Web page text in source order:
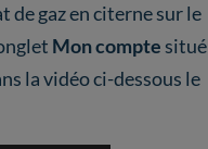
gaz en citerne sur le
Mon compte situé
la vidéo ci-dessous le